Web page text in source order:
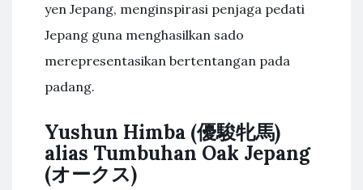
yen Jepang, menginspirasi penjaga pedati
Jepang guna menghasilkan sado
merepresentasikan bertentangan pada
padang.
Yushun Himba (優駿牝馬)
alias Tumbuhan Oak Jepang
(オークス)